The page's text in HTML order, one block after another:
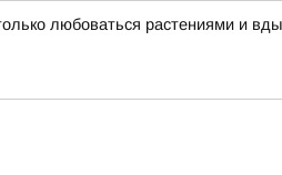
любоваться растениями и